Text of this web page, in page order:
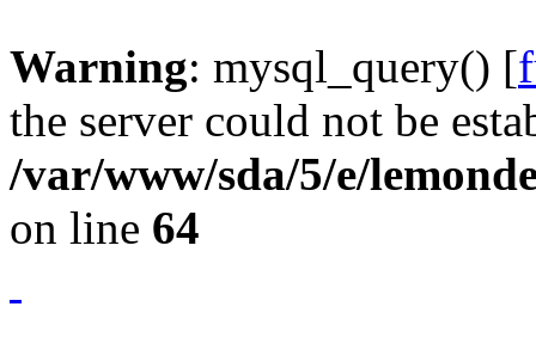
Warning: mysql_query() [
the server could not be
/var/www/sda/5/e/
on line 64